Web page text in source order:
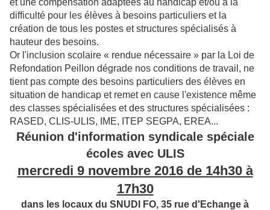
et une compensation adaptées au handicap et/ou à la
difficulté pour les élèves à besoins particuliers et la
création de tous les postes et structures spécialisés à
hauteur des besoins.
Or l'inclusion scolaire « rendue nécessaire » par la Loi de
Refondation Peillon dégrade nos conditions de travail, ne
tient pas compte des besoins particuliers des élèves en
situation de handicap et remet en cause l'existence même
des classes spécialisées et des structures spécialisées :
RASED, CLIS-ULIS, IME, ITEP SEGPA, EREA...
Réunion d'information syndicale spéciale
écoles avec ULIS
mercredi 9 novembre 2016 de 14h30 à
17h30
dans les locaux du SNUDI FO, 35 rue d'Echange à